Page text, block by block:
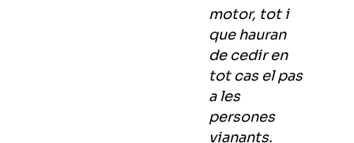
motor, tot i
que hauran
de cedir en
tot cas el pas
a les
persones
vianants.